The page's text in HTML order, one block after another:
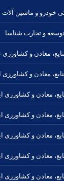
خودرو و ماشین آلات
و تجارت شناسا
معادن و کشاورزی
معادن و کشاورزی
معادن و کشاورزی
معادن و کشاورزی
معادن و کشاورزی
معادن و کشاورزی
معادن و کشاورزی